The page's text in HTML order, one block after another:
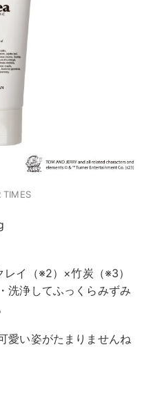
TIMES
イ（※2）×竹炭（※3）
洗浄してふっくらみずみ
愛い姿がたまりませんね